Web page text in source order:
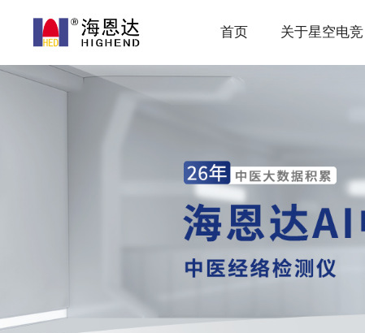
首页 关于星空电竞